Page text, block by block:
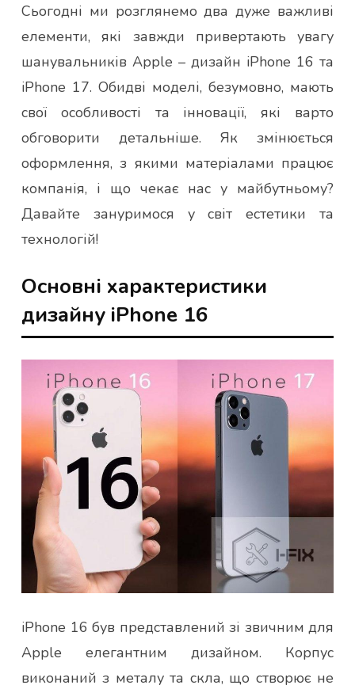
Сьогодні ми розглянемо два дуже важливі
елементи, які завжди привертають увагу
шанувальників Apple – дизайн iPhone 16 та
iPhone 17. Обидві моделі, безумовно, мають
свої особливості та інновації, які варто
обговорити детальніше. Як змінюється
оформлення, з якими матеріалами працює
компанія, і що чекає нас у майбутньому?
Давайте зануримося у світ естетики та
технологій!
Основні характеристики
дизайну iPhone 16
iPhone 16 був представлений зі звичним для
Apple елегантним дизайном. Корпус
виконаний з металу та скла, що створює не